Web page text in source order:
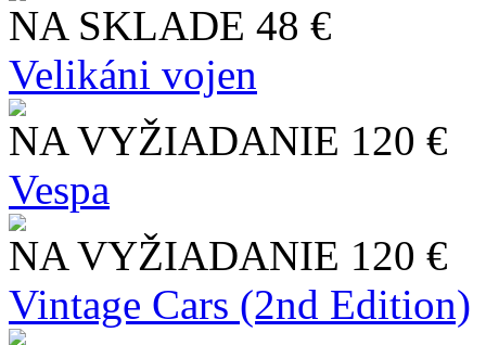
NA SKLADE 48 €
Velikáni vojen
NA VYŽIADANIE 120 €
Vespa
NA VYŽIADANIE 120 €
Vintage Cars (2nd Edition)